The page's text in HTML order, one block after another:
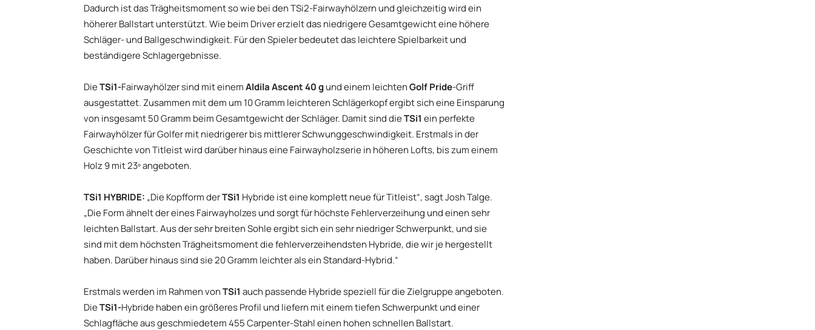
Dadurch ist das Trägheitsmoment so wie bei den TSi2-Fairwayhölzern und gleichzeitig wird ein
höherer Ballstart unterstützt. Wie beim Driver erzielt das niedrigere Gesamtgewicht eine höhere
Schläger- und Ballgeschwindigkeit. Für den Spieler bedeutet das leichtere Spielbarkeit und
beständigere Schlagergebnisse.
DieTSi1-Fairwayhölzer sind mit einemAldila Ascent 40 gund einem leichtenGolf Pride-Griff
ausgestattet. Zusammen mit dem um 10 Gramm leichteren Schlägerkopf ergibt sich eine Einsparung
von insgesamt 50 Gramm beim Gesamtgewicht der Schläger. Damit sind dieTSi1 ein perfekte
Fairwayhölzer für Golfer mit niedrigerer bis mittlerer Schwunggeschwindigkeit. Erstmals in der
Geschichte von Titleist wird darüber hinaus eine Fairwayholzserie in höheren Lofts, bis zum einem
Holz 9 mit 23º angeboten.
TSi1 HYBRIDE: „Die Kopfform derTSi1 Hybride ist eine komplett neue für Titleist“, sagt Josh Talge.
„Die Form ähnelt der eines Fairwayholzes und sorgt für höchste Fehlerverzeihung und einen sehr
leichten Ballstart. Aus der sehr breiten Sohle ergibt sich ein sehr niedriger Schwerpunkt, und sie
sind mit dem höchsten Trägheitsmoment die fehlerverzeihendsten Hybride, die wir je hergestellt
haben. Darüber hinaus sind sie 20 Gramm leichter als ein Standard-Hybrid.“
Erstmals werden im Rahmen vonTSi1 auch passende Hybride speziell für die Zielgruppe angeboten.
DieTSi1-Hybride haben ein größeres Profil und liefern mit einem tiefen Schwerpunkt und einer
Schlagfläche aus geschmiedetem 455 Carpenter-Stahl einen hohen schnellen Ballstart.